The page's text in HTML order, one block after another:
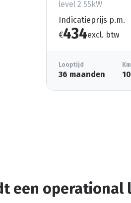
level 2 55kW
Indicatieprijs p.m.
€434excl. btw
Looptijd
36 maanden
een operational